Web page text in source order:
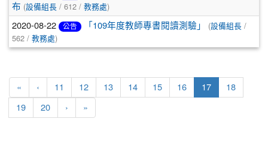
布 (設備組長 / 612 / 教務處)
2020-08-22 公告 「109年度教師專書閱讀測驗」 (設備組長 /
562 / 教務處)
« ‹ 11 12 13 14 15 16 17(current)
18
19 20 › »